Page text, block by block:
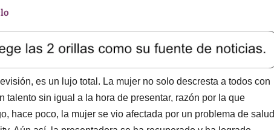
es un lujo total. La mujer no solo descresta a todos con
talento sin igual a la hora de presentar, razón por la que
hace poco, la mujer se vio afectada por un problema de salud